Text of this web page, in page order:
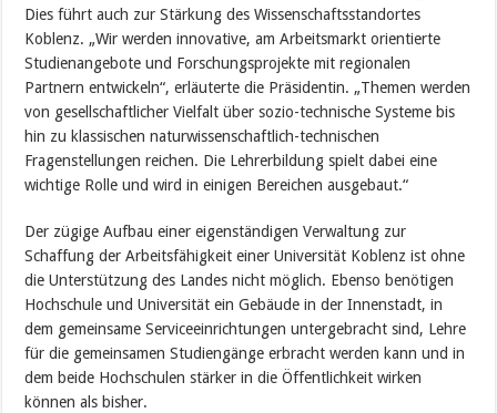
Dies führt auch zur Stärkung des Wissenschaftsstandortes
Koblenz. „Wir werden innovative, am Arbeitsmarkt orientierte
Studienangebote und Forschungsprojekte mit regionalen
Partnern entwickeln“, erläuterte die Präsidentin. „Themen werden
von gesellschaftlicher Vielfalt über sozio-technische Systeme bis
hin zu klassischen naturwissenschaftlich-technischen
Fragenstellungen reichen. Die Lehrerbildung spielt dabei eine
wichtige Rolle und wird in einigen Bereichen ausgebaut.“
Der zügige Aufbau einer eigenständigen Verwaltung zur
Schaffung der Arbeitsfähigkeit einer Universität Koblenz ist ohne
die Unterstützung des Landes nicht möglich. Ebenso benötigen
Hochschule und Universität ein Gebäude in der Innenstadt, in
dem gemeinsame Serviceeinrichtungen untergebracht sind, Lehre
für die gemeinsamen Studiengänge erbracht werden kann und in
dem beide Hochschulen stärker in die Öffentlichkeit wirken
können als bisher.